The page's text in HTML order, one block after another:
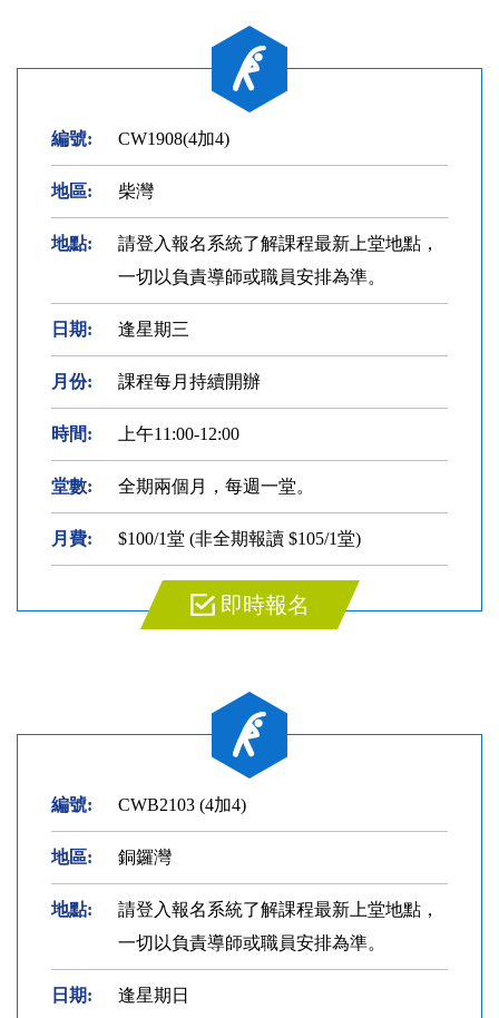
編號: CW1908(4加4)
地區: 柴灣
地點:
請登入報名系統了解課程最新上堂地點，
一切以負責導師或職員安排為準。
日期: 逢星期三
月份: 課程每月持續開辦
時間: 上午11:00-12:00
堂數: 全期兩個月，每週一堂。
月費: $100/1堂 (非全期報讀 $105/1堂)
即時報名
編號: CWB2103 (4加4)
地區: 銅鑼灣
地點:
請登入報名系統了解課程最新上堂地點，
一切以負責導師或職員安排為準。
日期: 逢星期日